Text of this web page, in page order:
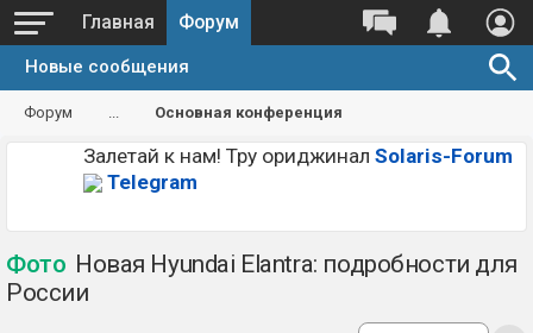
Главная Форум
Новые сообщения
Форум ... Основная конференция
Залетай к нам! Тру ориджинал Solaris-Forum
Telegram
Фото Новая Hyundai Elantra: подробности для
России